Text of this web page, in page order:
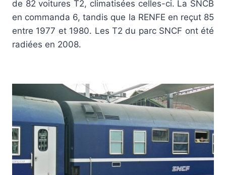
de 82 voitures T2, climatisées celles-ci. La SNCB
en commanda 6, tandis que la RENFE en reçut 85
entre 1977 et 1980. Les T2 du parc SNCF ont été
radiées en 2008.